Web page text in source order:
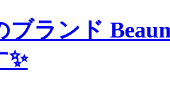
ブランド
✨